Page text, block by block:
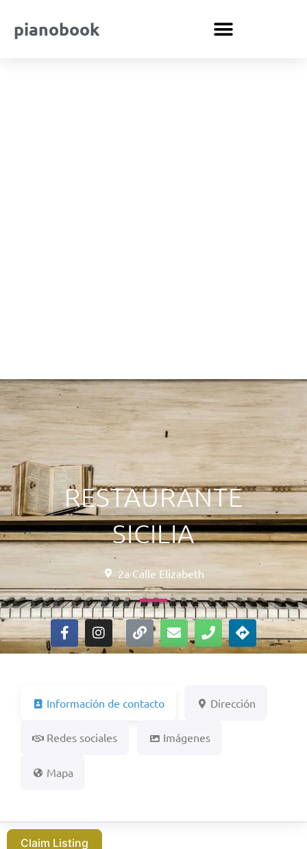
pianobook
RESTAURANTE
SICILIA
2a Calle Elizabeth
Información de contacto Dirección
Redes sociales Imágenes
Mapa
Claim Listing